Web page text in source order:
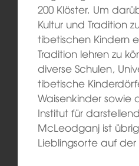
200 Klöster. Um
Kultur und Tradition
tibetischen Kindern
Tradition lehren zu
diverse Schulen,
tibetische
Waisenkinder sowie
Institut für
McLeodganj ist
Lieblingsorte auf der